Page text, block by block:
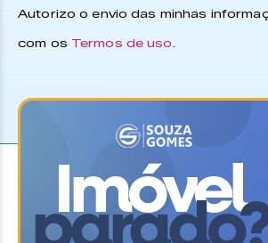
Autorizo o envio das minhas
com os Termos de uso.